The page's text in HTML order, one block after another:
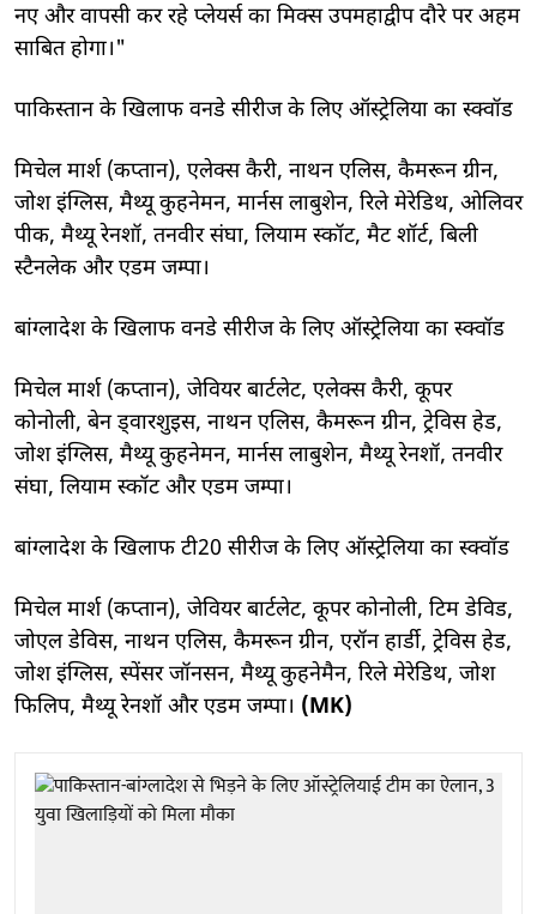
नए और वापसी कर रहे प्लेयर्स का मिक्स उपमहाद्वीप दौरे पर अहम
साबित होगा।"
पाकिस्तान के खिलाफ वनडे सीरीज के लिए ऑस्ट्रेलिया का स्क्वॉड
मिचेल मार्श (कप्तान), एलेक्स कैरी, नाथन एलिस, कैमरून ग्रीन,
जोश इंग्लिस, मैथ्यू कुहनेमन, मार्नस लाबुशेन, रिले मेरेडिथ, ओलिवर
पीक, मैथ्यू रेनशॉ, तनवीर संघा, लियाम स्कॉट, मैट शॉर्ट, बिली
स्टैनलेक और एडम जम्पा।
बांग्लादेश के खिलाफ वनडे सीरीज के लिए ऑस्ट्रेलिया का स्क्वॉड
मिचेल मार्श (कप्तान), जेवियर बार्टलेट, एलेक्स कैरी, कूपर
कोनोली, बेन ड्वारशुइस, नाथन एलिस, कैमरून ग्रीन, ट्रेविस हेड,
जोश इंग्लिस, मैथ्यू कुहनेमन, मार्नस लाबुशेन, मैथ्यू रेनशॉ, तनवीर
संघा, लियाम स्कॉट और एडम जम्पा।
बांग्लादेश के खिलाफ टी20 सीरीज के लिए ऑस्ट्रेलिया का स्क्वॉड
मिचेल मार्श (कप्तान), जेवियर बार्टलेट, कूपर कोनोली, टिम डेविड,
जोएल डेविस, नाथन एलिस, कैमरून ग्रीन, एरॉन हार्डी, ट्रेविस हेड,
जोश इंग्लिस, स्पेंसर जॉनसन, मैथ्यू कुहनेमैन, रिले मेरेडिथ, जोश
फिलिप, मैथ्यू रेनशॉ और एडम जम्पा। (MK)